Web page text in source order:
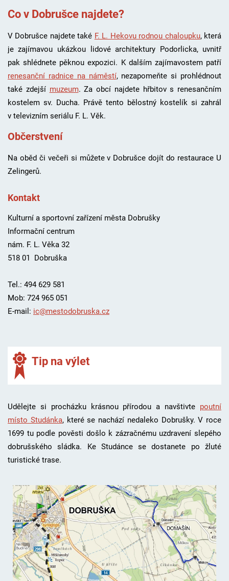
Co v Dobrušce najdete?
V Dobrušce najdete také F. L. Hekovu rodnou chaloupku, která
je zajímavou ukázkou lidové architektury Podorlicka, uvnitř
pak shlédnete pěknou expozici. K dalším zajímavostem patří
renesanční radnice na náměstí, nezapomeňte si prohlédnout
také zdejší muzeum. Za obcí najdete hřbitov s renesančním
kostelem sv. Ducha. Právě tento bělostný kostelík si zahrál
v televizním seriálu F. L. Věk.
Občerstvení
Na oběd či večeři si můžete v Dobrušce dojít do restaurace U
Zelingerů.
Kontakt
Kulturní a sportovní zařízení města Dobrušky
Informační centrum
nám. F. L. Věka 32
518 01 Dobruška
Tel.: 494 629 581
Mob: 724 965 051
E-mail: ic@mestodobruska.cz
Tip na výlet
Udělejte si procházku krásnou přírodou a navštivte poutní
místo Studánka, které se nachází nedaleko Dobrušky.V roce
1699 tu podle pověsti došlo k zázračnému uzdravení slepého
dobrušského sládka. Ke Studánce se dostanete po žluté
turistické trase.